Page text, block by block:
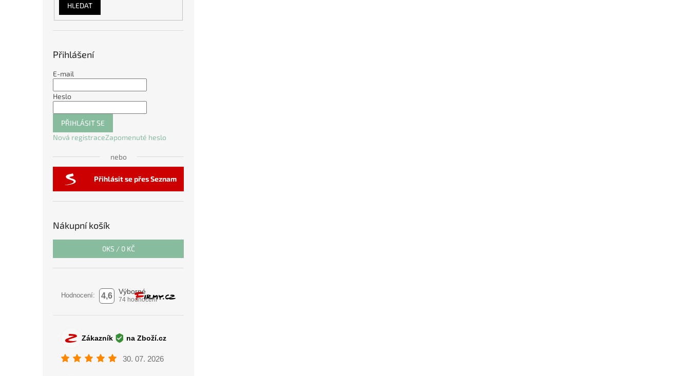
HLEDAT
Přihlášení
E-mail
Heslo
PŘIHLÁSIT SE
Nová registraceZapomenuté heslo
nebo
Přihlásit se přes Seznam
Nákupní košík
0KS / 0 KČ